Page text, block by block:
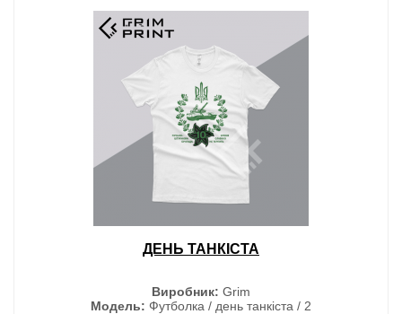
ДЕНЬ ТАНКІСТА
Виробник: Grim
Модель: Футболка / день танкіста / 2